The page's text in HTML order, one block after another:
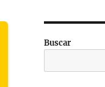
Buscar